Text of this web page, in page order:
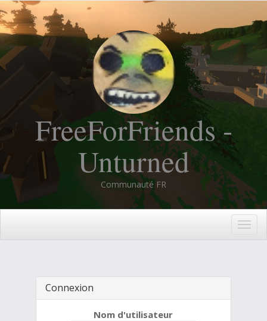
FreeForFriends -
Unturned
Communauté FR
Connexion
Nom d'utilisateur